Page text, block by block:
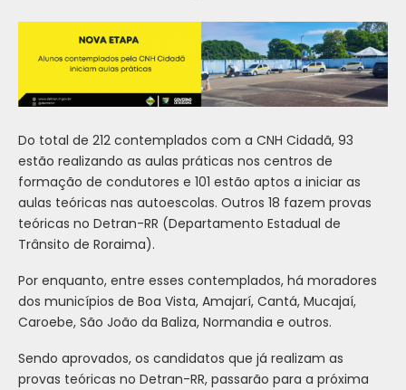
Do total de 212 contemplados com a CNH Cidadã, 93
estão realizando as aulas práticas nos centros de
formação de condutores e 101 estão aptos a iniciar as
aulas teóricas nas autoescolas. Outros 18 fazem provas
teóricas no Detran-RR (Departamento Estadual de
Trânsito de Roraima).
Por enquanto, entre esses contemplados, há moradores
dos municípios de Boa Vista, Amajarí, Cantá, Mucajaí,
Caroebe, São João da Baliza, Normandia e outros.
Sendo aprovados, os candidatos que já realizam as
provas teóricas no Detran-RR, passarão para a próxima